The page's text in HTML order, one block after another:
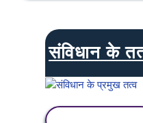
संविधान के